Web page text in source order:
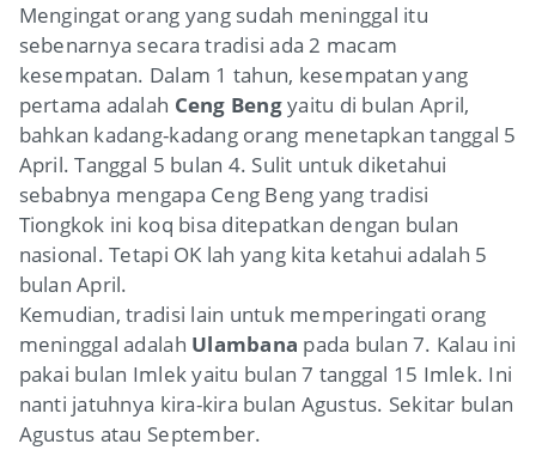
Mengingat orang yang sudah meninggal itu
sebenarnya secara tradisi ada 2 macam
kesempatan. Dalam 1 tahun, kesempatan yang
pertama adalah Ceng Bengyaitu di bulan April,
bahkan kadang-kadang orang menetapkan tanggal 5
April. Tanggal 5 bulan 4. Sulit untuk diketahui
sebabnya mengapa Ceng Beng yang tradisi
Tiongkok ini koq bisa ditepatkan dengan bulan
nasional. Tetapi OK lah yang kita ketahui adalah 5
bulan April.
Kemudian, tradisi lain untuk memperingati orang
meninggal adalah Ulambana pada bulan 7. Kalau ini
pakai bulan Imlek yaitu bulan 7 tanggal 15 Imlek. Ini
nanti jatuhnya kira-kira bulan Agustus. Sekitar bulan
Agustus atau September.